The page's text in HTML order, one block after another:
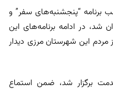
برنامه “پنجشنبه‌های سفر” و
شد، در ادامه برنامه‌های این
مردم این شهرستان مرزی دیدار
برگزار شد، ضمن استماع